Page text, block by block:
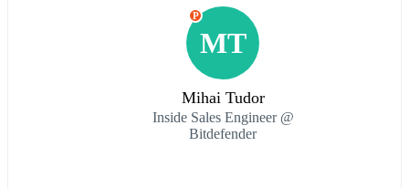
MT
P
Mihai Tudor
Inside Sales Engineer @
Bitdefender